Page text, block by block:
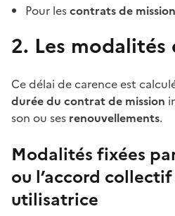
Pour lescontrats de
2. Les modalités
Cedélai de carenceest
durée du contrat de mission
son ou ses renouvellements.
Modalités fixées
ou l’accord
utilisatrice